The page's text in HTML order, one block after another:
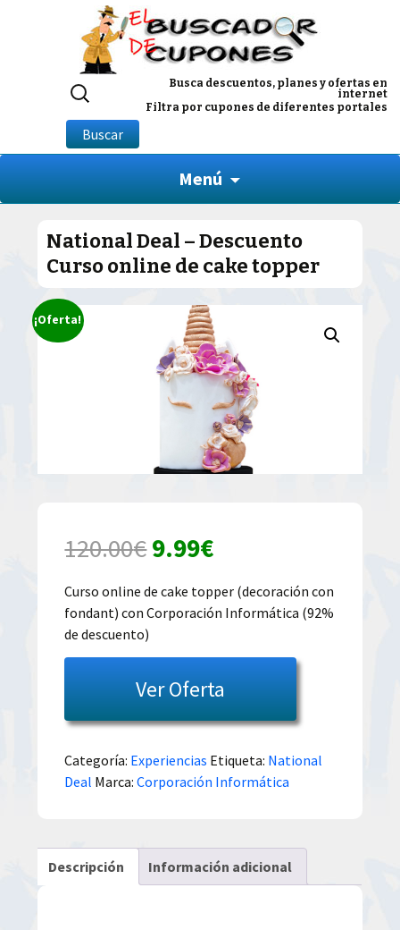
Busca descuentos, planes y ofertas en
internet
Filtra por cupones de diferentes portales
Buscar
por:
Buscar
Menú
National Deal – Descuento
Curso online de cake topper
¡Oferta!
120.00€El
precio
original
era:
120.00€.
9.99€El
precio
actual
es:
9.99€.
Curso online de cake topper (decoración con
fondant) con Corporación Informática (92%
de descuento)
Ver Oferta
Categoría: Experiencias Etiqueta: National
Deal Marca:Corporación Informática
Descripción Información adicional